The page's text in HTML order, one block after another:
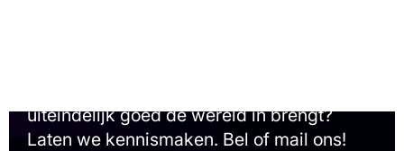
uiteindelijk goed de wereld in brengt?
Laten we kennismaken. Bel of mail ons!